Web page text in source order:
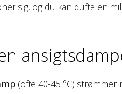
sig, og du kan dufte en
(ofte 40-45 °C) strømmer